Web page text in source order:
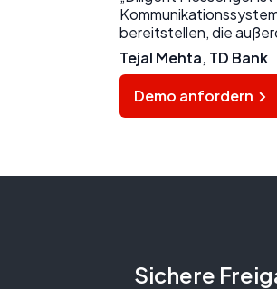
bereitstellen, die
Tejal Mehta, TD Bank
Demo anfordern
Sichere